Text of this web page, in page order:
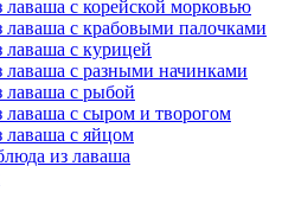
лаваша с корейской морковью
лаваша с крабовыми палочками
лаваша с курицей
лаваша с разными начинками
лаваша с рыбой
лаваша с сыром и творогом
лаваша с яйцом
из лаваша